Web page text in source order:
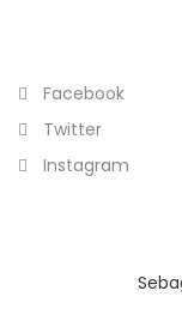
Facebook
Twitter
Instagram